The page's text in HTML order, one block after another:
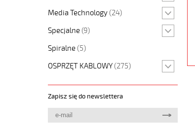
Media Technology (24)
Specjalne (9)
Spiralne (5)
OSPRZĘT KABLOWY (275)
Zapisz się do newslettera